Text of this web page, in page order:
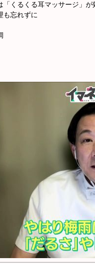
「くるくる耳マッサージ」が
も忘れずに